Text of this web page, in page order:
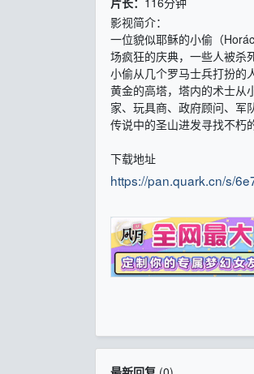
影视简介：
一位貌似耶稣的小偷（
场疯狂的庆典，一些人被杀
小偷从几个罗马士兵打扮
黄金的高塔，塔内的术士从
家、玩具商、政府顾问、军
传说中的圣山进发寻找不朽
下载地址
https://pan.quark.cn/s/